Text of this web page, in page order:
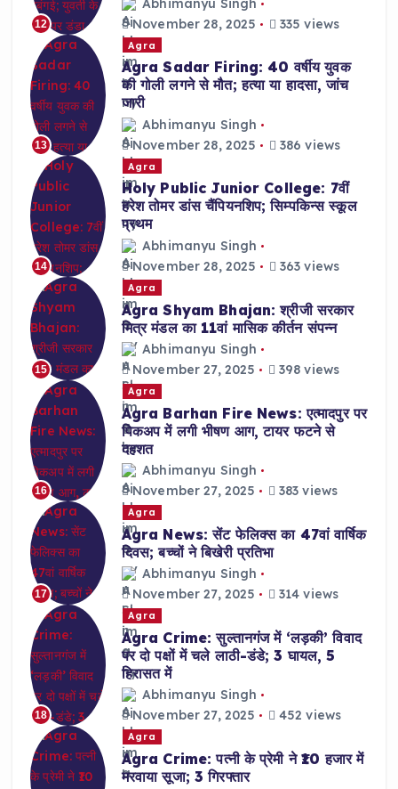
12
Abhimanyu Singh
November 28, 2025
335 views
13
Agra
Agra Sadar Firing: 40 वर्षीय युवक
की गोली लगने से मौत; हत्या या हादसा, जांच
जारी
Abhimanyu Singh
November 28, 2025
386 views
14
Agra
Holy Public Junior College: 7वीं
हरेश तोमर डांस चैंपियनशिप; सिम्पकिन्स स्कूल
प्रथम
Abhimanyu Singh
November 28, 2025
363 views
15
Agra
Agra Shyam Bhajan: श्रीजी सरकार
मित्र मंडल का 11वां मासिक कीर्तन संपन्न
Abhimanyu Singh
November 27, 2025
398 views
16
Agra
Agra Barhan Fire News: एत्मादपुर पर
पिकअप में लगी भीषण आग, टायर फटने से
दहशत
Abhimanyu Singh
November 27, 2025
383 views
17
Agra
Agra News: सेंट फेलिक्स का 47वां वार्षिक
दिवस; बच्चों ने बिखेरी प्रतिभा
Abhimanyu Singh
November 27, 2025
314 views
18
Agra
Agra Crime: सुल्तानगंज में ‘लड़की’ विवाद
पर दो पक्षों में चले लाठी-डंडे; 3 घायल, 5
हिरासत में
Abhimanyu Singh
November 27, 2025
452 views
Agra
Agra Crime: पत्नी के प्रेमी ने ₹10 हजार में
मरवाया सूजा; 3 गिरफ्तार